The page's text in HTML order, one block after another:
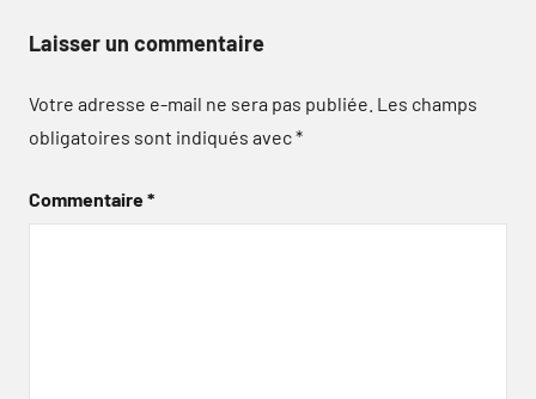
Laisser un commentaire
Votre adresse e-mail ne sera pas publiée. Les champs
obligatoires sont indiqués avec*
Commentaire*